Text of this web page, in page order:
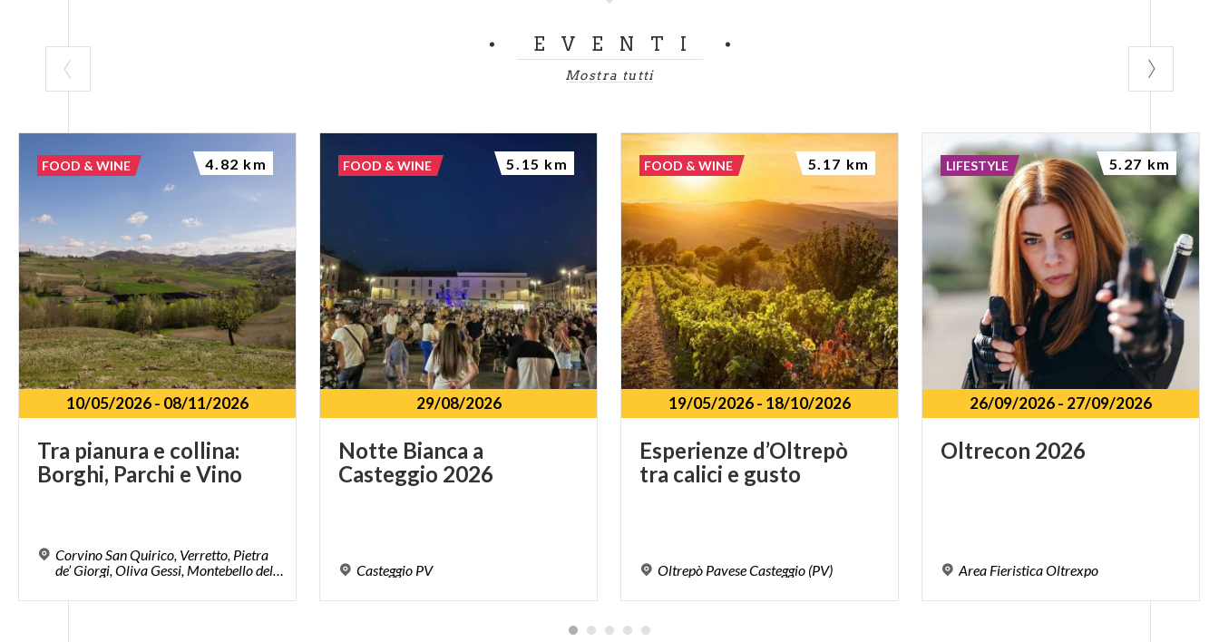
EVENTI
Mostra tutti
10/05/2026- 08/11/2026
Tra pianura e collina:
Borghi, Parchi e Vino
Corvino San Quirico, Verretto, Pietra
de’ Giorgi, Oliva Gessi, Montebello della Battaglia Borgo Priolo (PV)
FOOD & WINE 4.82 km
29/08/2026
Notte Bianca a
Casteggio 2026
Casteggio PV
FOOD & WINE 5.15 km
19/05/2026- 18/10/2026
Esperienze d’Oltrepò
tra calici e gusto
Oltrepò PaveseCasteggio (PV)
FOOD & WINE 5.17 km
26/09/2026- 27/09/2026
Oltrecon 2026
Area FieristicaOltrexpo
LIFESTYLE 5.27 km